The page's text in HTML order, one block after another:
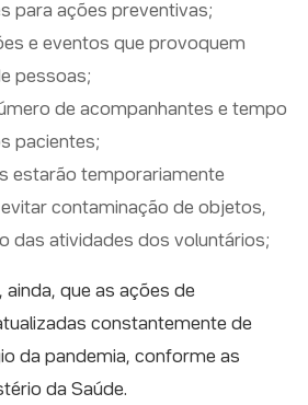
para ações preventivas;
e eventos que provoquem
pessoas;
de acompanhantes e tempo
pacientes;
estarão temporariamente
contaminação de objetos,
das atividades dos voluntários;
que as ações de
constantemente de
da pandemia, conforme as
da Saúde.